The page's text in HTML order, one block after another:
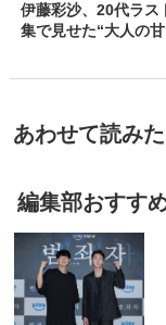
伊藤彩沙、20代ラス
集で見せた“大人の
あわせて読み
編集部おすす